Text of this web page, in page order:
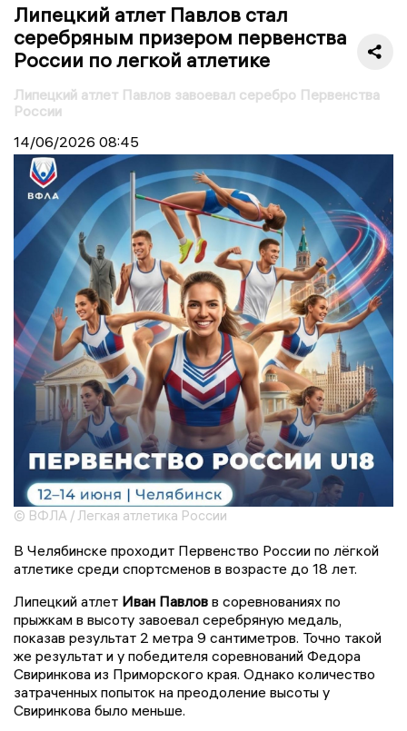
Липецкий атлет Павлов стал
серебряным призером первенства
России по легкой атлетике
Липецкий атлет Павлов завоевал серебро Первенства
России
14/06/2026 08:45
© ВФЛА / Легкая атлетика России
В Челябинске проходит Первенство России по лёгкой
атлетике среди спортсменов в возрасте до 18 лет.
Липецкий атлет Иван Павлов в соревнованиях по
прыжкам в высоту завоевал серебряную медаль,
показав результат 2 метра 9 сантиметров. Точно такой
же результат и у победителя соревнований Федора
Свиринкова из Приморского края. Однако количество
затраченных попыток на преодоление высоты у
Свиринкова было меньше.